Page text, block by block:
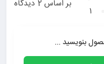
1
بر اساس 2 دیدگاه
بنویسید ...